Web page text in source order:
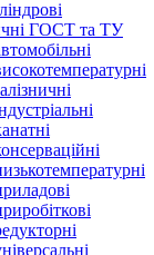
ГОСТ та ТУ